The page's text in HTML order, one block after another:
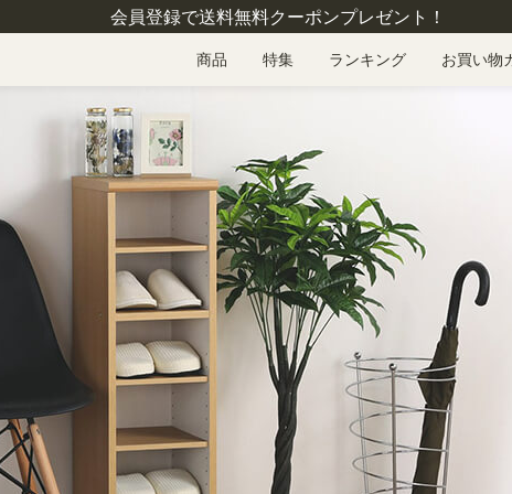
会員登録で送料無料クーポンプレゼント！
商品 特集 ランキング お買い物